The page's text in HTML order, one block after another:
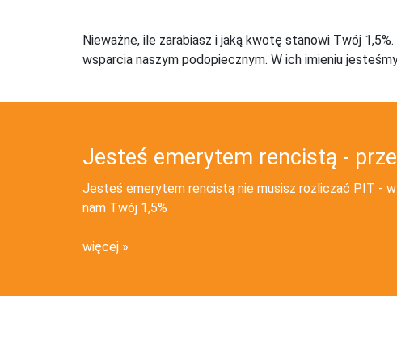
Nieważne, ile zarabiasz i jaką kwotę stanowi Twój
wsparcia naszym podopiecznym. W ich imieniu
Jesteś emerytem rencistą -
Jesteś emerytem rencistą nie musisz rozliczać PIT -
nam Twój 1,5%
więcej